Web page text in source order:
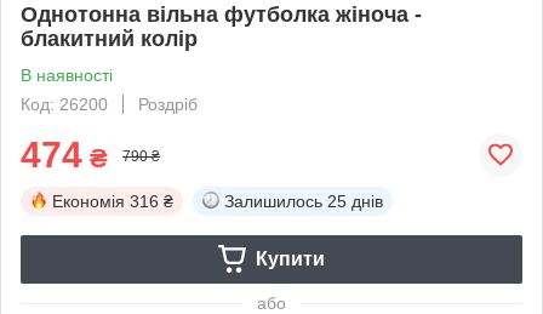
Однотонна вільна футболка жіноча -
блакитний колір
В наявності
Код: 26200
Роздріб
474 ₴ 790 ₴
Економія 316 ₴ Залишилось 25 днів
Купити
або